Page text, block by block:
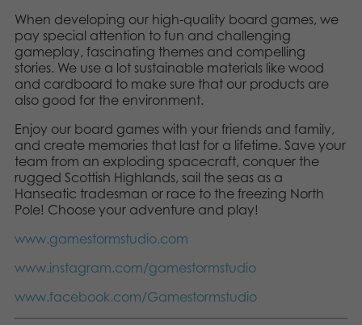
Lelut
Kirjat
Arkistoidut tuotteet
Promotuotteet
Sovellukset
Medialle
OMA TILI
Suomi
Dansk
Nederlands
Polski
When developing our high-quality board games, we
pay special attention to fun and challenging
gameplay, fascinating themes and compelling
stories. We use a lot sustainable materials like wood
and cardboard to make sure that our products are
also good for the environment.
Enjoy our board games with your friends and family,
and create memories that last for a lifetime. Save your
team from an exploding spacecraft, conquer the
rugged Scottish Highlands, sail the seas as a
Hanseatic tradesman or race to the freezing North
Pole! Choose your adventure and play!
www.gamestormstudio.com
www.instagram.com/gamestormstudio
www.facebook.com/Gamestormstudio